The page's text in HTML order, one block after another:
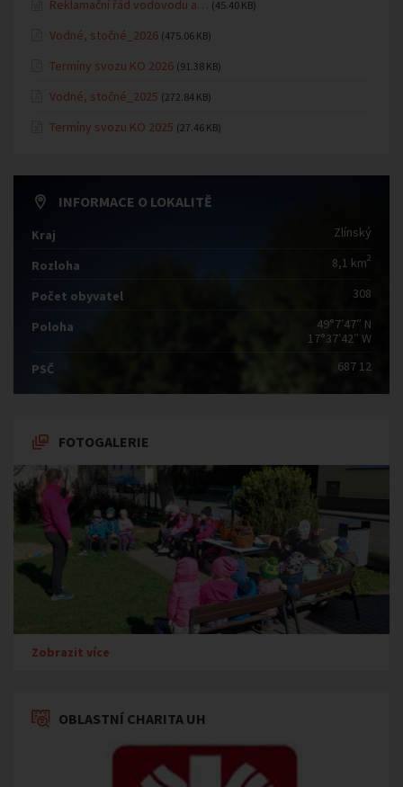
Reklamační řád vodovodu a… (45.40 KB)
Vodné, stočné_2026 (475.06 KB)
Termíny svozu KO 2026 (91.38 KB)
Vodné, stočné_2025 (272.84 KB)
Termíny svozu KO 2025 (27.46 KB)
INFORMACE O LOKALITĚ
Kraj Zlínský
Rozloha 8,1 km2
Počet obyvatel 308
Poloha
49°7′47″ N
17°37′42″ W
PSČ
687 12
FOTOGALERIE
Zobrazit více
OBLASTNÍ CHARITA UH